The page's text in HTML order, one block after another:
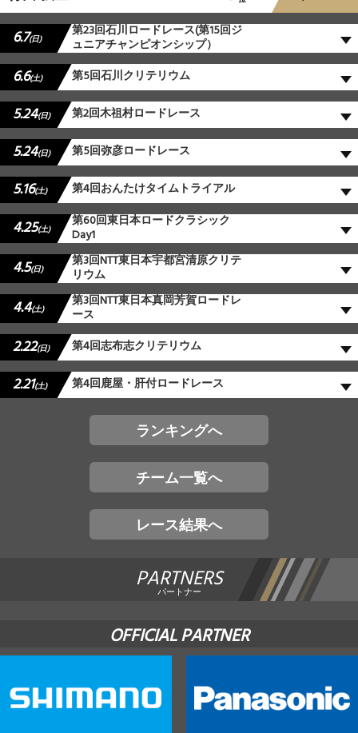
6.7(日) 第23回石川ロードレース(第15回ジ
ュニアチャンピオンシップ）
6.6(土) 第5回石川クリテリウム
5.24(日) 第2回木祖村ロードレース
5.24(日) 第5回弥彦ロードレース
5.16(土) 第4回おんたけタイムトライアル
4.25(土) 第60回東日本ロードクラシック
Day1
4.5(日) 第3回NTT東日本宇都宮清原クリテ
リウム
4.4(土) 第3回NTT東日本真岡芳賀ロードレ
ース
2.22(日) 第4回志布志クリテリウム
2.21(土) 第4回鹿屋・肝付ロードレース
ランキングへ
チーム一覧へ
レース結果へ
PARTNERS
パートナー
OFFICIAL PARTNER